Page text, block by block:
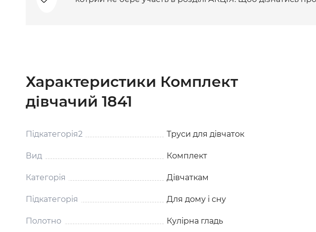
Характеристики Комплект
дівчачий 1841
Підкатегорія2 Труси для дівчаток
Вид Комплект
Категорія Дівчаткам
Підкатегорія Для дому і сну
Полотно Кулірна гладь